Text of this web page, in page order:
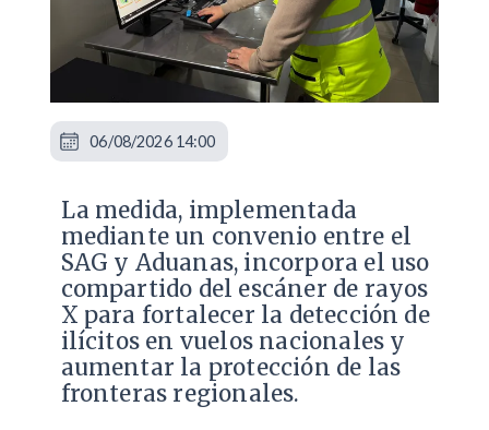
La medida, implementada
mediante un convenio entre el
SAG y Aduanas, incorpora el uso
compartido del escáner de rayos
X para fortalecer la detección de
ilícitos en vuelos nacionales y
aumentar la protección de las
fronteras regionales.
06/08/2026 14:00